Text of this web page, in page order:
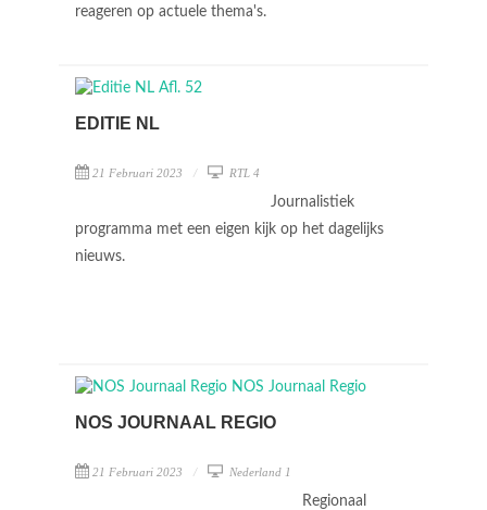
reageren op actuele thema's.
EDITIE NL
21 Februari 2023 RTL 4
Journalistiek
programma met een eigen kijk op het dagelijks
nieuws.
NOS JOURNAAL REGIO
21 Februari 2023 Nederland 1
Regionaal